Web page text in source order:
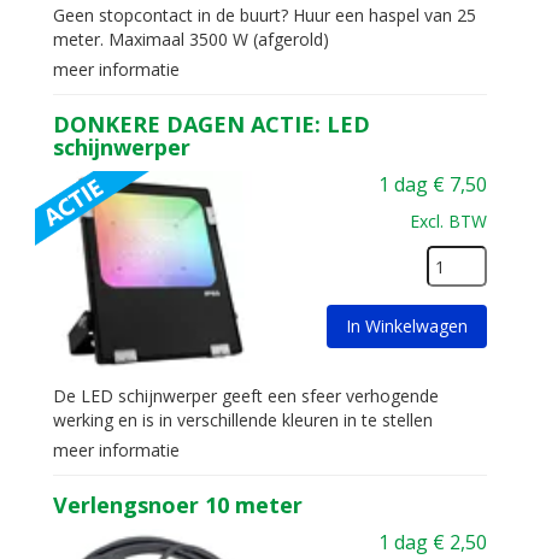
Geen stopcontact in de buurt? Huur een haspel van 25
meter. Maximaal 3500 W (afgerold)
meer informatie
DONKERE DAGEN ACTIE: LED
schijnwerper
1 dag € 7,50
Excl. BTW
In Winkelwagen
De LED schijnwerper geeft een sfeer verhogende
werking en is in verschillende kleuren in te stellen
meer informatie
Verlengsnoer 10 meter
1 dag € 2,50